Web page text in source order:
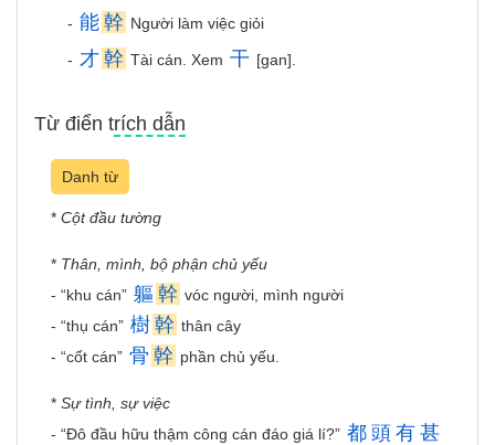
- 能 幹 Người làm việc giỏi
- 才 幹 Tài cán. Xem 干 [gan].
Từ điển trích dẫn
Danh từ
* Cột đầu tường
* Thân, mình, bộ phận chủ yếu
- “khu cán” 軀 幹 vóc người, mình người
- “thụ cán” 樹 幹 thân cây
- “cốt cán” 骨 幹 phần chủ yếu.
* Sự tình, sự việc
- “Đô đầu hữu thậm công cán đáo giá lí?” 都 頭 有 甚